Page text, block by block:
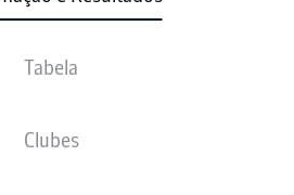
Tabela
Clubes
ESCALAÇÕES